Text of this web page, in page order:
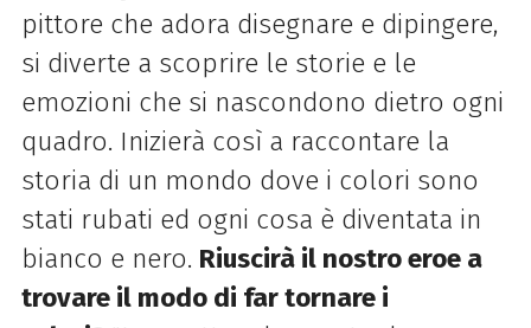
pittore che adora disegnare e dipingere,
si diverte a scoprire le storie e le
emozioni che si nascondono dietro ogni
quadro. Inizierà così a raccontare la
storia di un mondo dove i colori sono
stati rubati ed ogni cosa è diventata in
bianco e nero. Riuscirà il nostro eroe a
trovare il modo di far tornare i